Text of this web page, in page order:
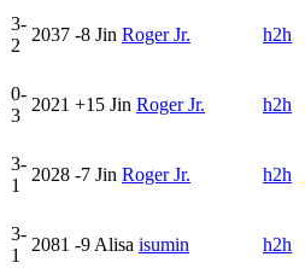
3-
2
2037 -8 Jin Roger Jr. h2h
0-
3
2021 +15 Jin Roger Jr. h2h
3-
1
2028 -7 Jin Roger Jr. h2h
3-
1
2081 -9 Alisa isumin h2h